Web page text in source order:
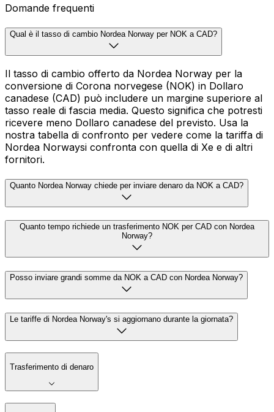
Domande frequenti
Qual è il tasso di cambio Nordea Norway per NOK a CAD?
Il tasso di cambio offerto da Nordea Norway per la
conversione di Corona norvegese (NOK) in Dollaro
canadese (CAD) può includere un margine superiore al
tasso reale di fascia media. Questo significa che potresti
ricevere meno Dollaro canadese del previsto. Usa la
nostra tabella di confronto per vedere come la tariffa di
Nordea Norwaysi confronta con quella di Xe e di altri
fornitori.
Quanto Nordea Norway chiede per inviare denaro da NOK a CAD?
Quanto tempo richiede un trasferimento NOK per CAD con Nordea
Norway?
Posso inviare grandi somme da NOK a CAD con Nordea Norway?
Le tariffe di Nordea Norway's si aggiornano durante la giornata?
Trasferimento di denaro